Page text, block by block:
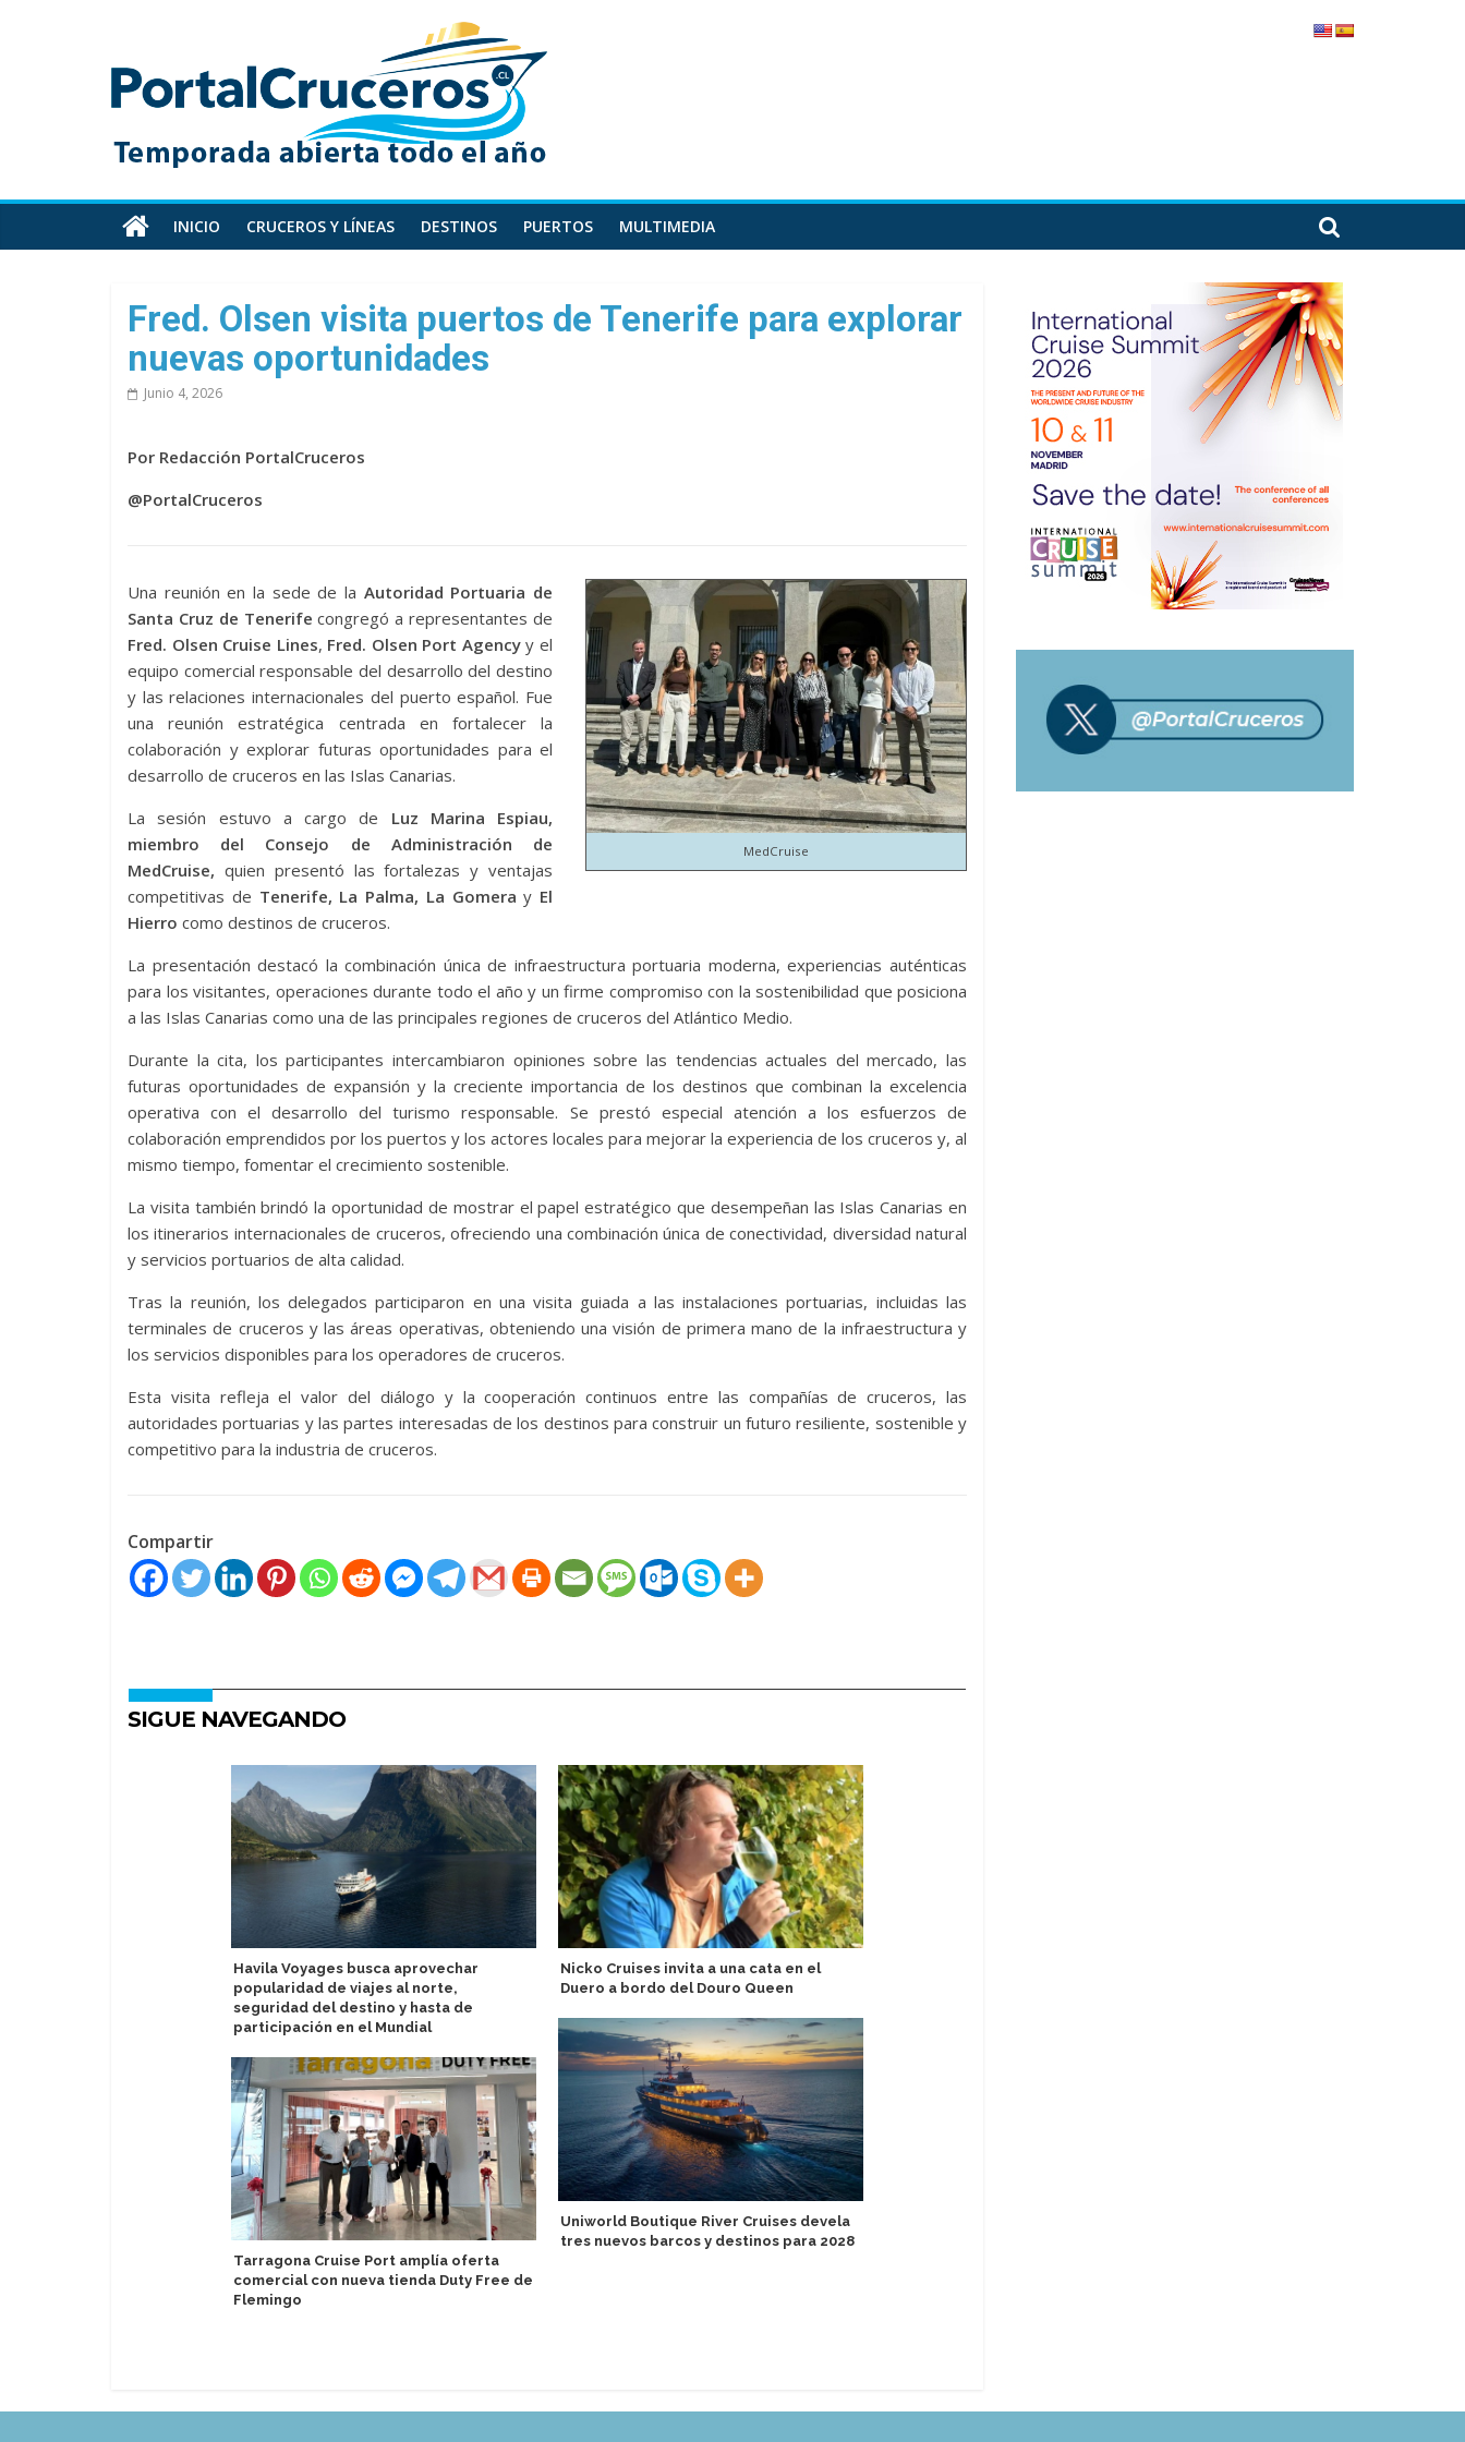
PortalCruceros
Toda
información
cruceros
en
un
sitio
INICIO CRUCEROS Y LÍNEAS DESTINOS PUERTOS MULTIMEDIA
Fred. Olsen visita puertos de Tenerife para explorar
nuevas oportunidades
Junio 4, 2026
Por Redacción PortalCruceros
@PortalCruceros
MedCruise
Una reunión en la sede de la Autoridad Portuaria de
Santa Cruz de Tenerife congregó a representantes de
Fred. Olsen Cruise Lines, Fred. Olsen Port Agencyy el
equipo comercial responsable del desarrollo del destino
y las relaciones internacionales del puerto español. Fue
una reunión estratégica centrada en fortalecer la
colaboración y explorar futuras oportunidades para el
desarrollo de cruceros en las Islas Canarias.
La sesión estuvo a cargo de Luz Marina Espiau,
miembro del Consejo de Administración de
MedCruise, quien presentó las fortalezas y ventajas
competitivas de Tenerife, La Palma, La Gomera y El
Hierro como destinos de cruceros.
La presentación destacó la combinación única de infraestructura portuaria moderna, experiencias auténticas
para los visitantes, operaciones durante todo el año y un firme compromiso con la sostenibilidad que posiciona
a las Islas Canarias como una de las principales regiones de cruceros del Atlántico Medio.
Durante la cita, los participantes intercambiaron opiniones sobre las tendencias actuales del mercado, las
futuras oportunidades de expansión y la creciente importancia de los destinos que combinan la excelencia
operativa con el desarrollo del turismo responsable. Se prestó especial atención a los esfuerzos de
colaboración emprendidos por los puertos y los actores locales para mejorar la experiencia de los cruceros y, al
mismo tiempo, fomentar el crecimiento sostenible.
La visita también brindó la oportunidad de mostrar el papel estratégico que desempeñan las Islas Canarias en
los itinerarios internacionales de cruceros, ofreciendo una combinación única de conectividad, diversidad natural
y servicios portuarios de alta calidad.
Tras la reunión, los delegados participaron en una visita guiada a las instalaciones portuarias, incluidas las
terminales de cruceros y las áreas operativas, obteniendo una visión de primera mano de la infraestructura y
los servicios disponibles para los operadores de cruceros.
Esta visita refleja el valor del diálogo y la cooperación continuos entre las compañías de cruceros, las
autoridades portuarias y las partes interesadas de los destinos para construir un futuro resiliente, sostenible y
competitivo para la industria de cruceros.
Compartir
SIGUE NAVEGANDO
Havila Voyages busca aprovechar
popularidad de viajes al norte,
seguridad del destino y hasta de
participación en el Mundial
Tarragona Cruise Port amplía oferta
comercial con nueva tienda Duty Free de
Flemingo
Nicko Cruises invita a una cata en el
Duero a bordo del Douro Queen
Uniworld Boutique River Cruises devela
tres nuevos barcos y destinos para 2028